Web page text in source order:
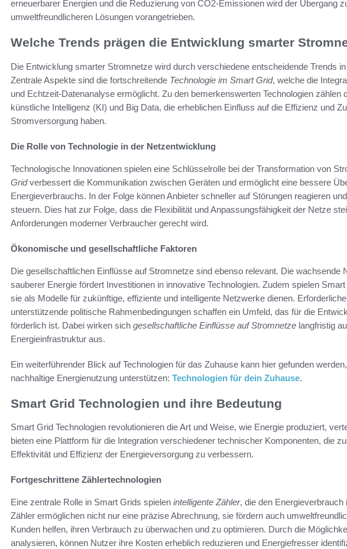
erneuerbarer Energien und die Reduzierung von CO2-Emissionen wird der Übergang
umweltfreundlicheren Lösungen vorangetrieben.
Welche Trends prägen die Entwicklung smarter
Die Entwicklung smarter Stromnetze wird durch verschiedene entscheidende Trends
Zentrale Aspekte sind die fortschreitende Technologie im Smart Grid, welche die
und Echtzeit-Datenanalyse ermöglicht. Zu den bemerkenswerten Technologien zählen
künstliche Intelligenz (KI) und Big Data, die erheblichen Einfluss auf die Effizienz und
Stromversorgung haben.
Die Rolle von Technologie in der Netzentwicklung
Technologische Innovationen spielen eine Schlüsselrolle bei der Transformation von
Gridverbessert die Kommunikation zwischen Geräten und ermöglicht eine bessere
Energieverbrauchs. In der Folge können Anbieter schneller auf Störungen reagieren
steuern. Dies hat zur Folge, dass die Flexibilität und Anpassungsfähigkeit der Netze
Anforderungen moderner Verbraucher gerecht wird.
Ökonomische und gesellschaftliche Faktoren
Die gesellschaftlichen Einflüsse auf Stromnetze sind ebenso relevant. Die wachsende
sauberer Energie fördert Investitionen in innovative Technologien. Zudem spielen
sie als Modelle für zukünftige, effiziente und intelligente Netzwerke dienen.
unterstützende politische Rahmenbedingungen schaffen ein Umfeld, das für die
förderlich ist. Dabei wirken sich gesellschaftliche Einflüsse auf Stromnetze langfristig
Energieinfrastruktur aus.
Ein weiterführender Blick auf Technologien für das Zuhause kann hier gefunden
nachhaltige Energienutzung unterstützen: Technologien für dein Zuhause.
Smart Grid Technologien und ihre Bedeutung
Smart Grid Technologien revolutionieren die Art und Weise, wie Energie produziert,
bieten eine Plattform für die Integration verschiedener technischer Komponenten, die
Effektivität und Effizienz der Energieversorgung zu verbessern.
Fortgeschrittene Zählertechnologien
Eine zentrale Rolle in Smart Grids spielen intelligente Zähler, die den
Zähler ermöglichen nicht nur eine präzise Abrechnung, sie fördern auch
Kunden helfen, ihren Verbrauch zu überwachen und zu optimieren. Durch die
analysieren, können Nutzer ihre Kosten erheblich reduzieren und Energiefresser